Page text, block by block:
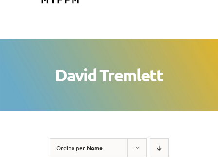
David Tremlett
Ordina per Nome